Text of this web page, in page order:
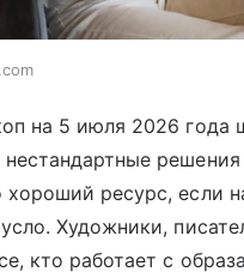
на 5 июля 2026 года
нестандартные
хороший ресурс, если
Художники,
кто работает с